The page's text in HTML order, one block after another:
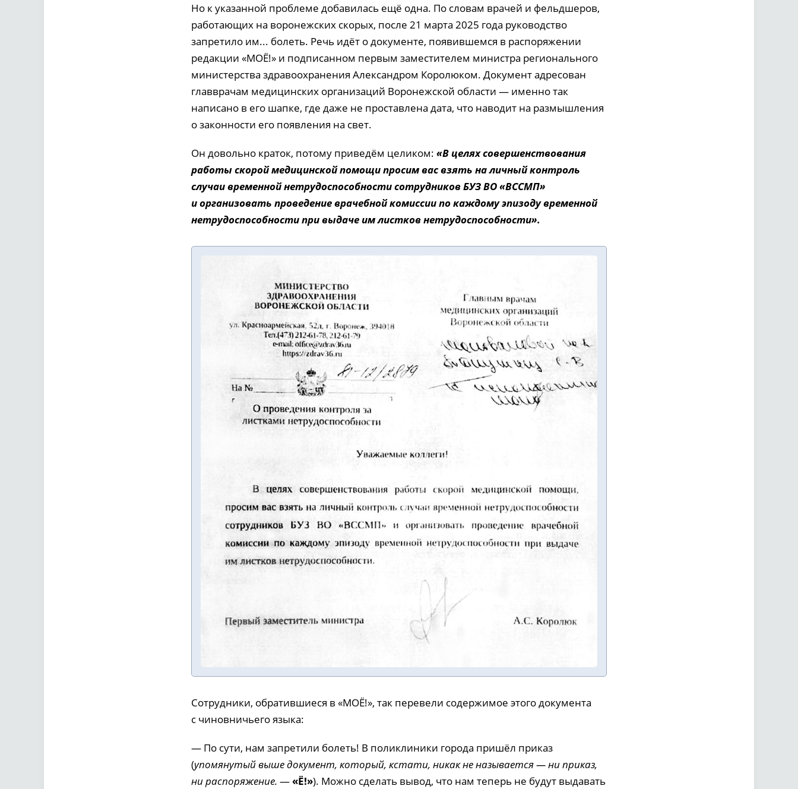
Но к указанной проблеме добавилась ещё одна. По словам врачей и фельдшеров,
работающих на воронежских скорых, после 21 марта 2025 года руководство
запретило им... болеть. Речь идёт о документе, появившемся в распоряжении
редакции «МОЁ!» и подписанном первым заместителем министра регионального
министерства здравоохранения Александром Королюком. Документ адресован
главврачам медицинских организаций Воронежской области — именно так
написано в его шапке, где даже не проставлена дата, что наводит на размышления
о законности его появления на свет.
Он довольно краток, потому приведём целиком: «В целях совершенствования
работы скорой медицинской помощи просим вас взять на личный контроль
случаи временной нетрудоспособности сотрудников БУЗ ВО «ВССМП»
и организовать проведение врачебной комиссии по каждому эпизоду временной
нетрудоспособности при выдаче им листков нетрудоспособности».
Сотрудники, обратившиеся в «МОЁ!», так перевели содержимое этого документа
с чиновничьего языка:
— По сути, нам запретили болеть! В поликлиники города пришёл приказ
(упомянутый выше документ, который, кстати, никак не называется — ни приказ,
ни распоряжение. —«Ё!»). Можно сделать вывод, что нам теперь не будут выдавать